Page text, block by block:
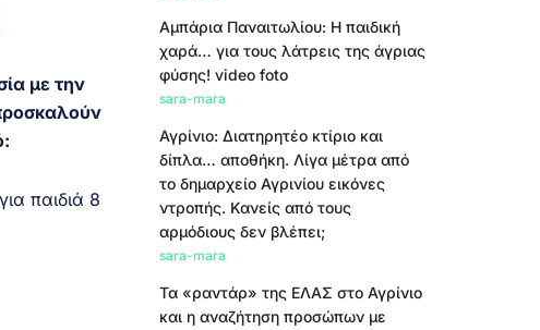
με την
παιδιά 8
Αμπάρια Παναιτωλίου: Η παιδική
χαρά… για τους λάτρεις της άγριας
φύσης! video foto
sara-mara
Αγρίνιο: Διατηρητέο κτίριο και
δίπλα… αποθήκη. Λίγα μέτρα από
το δημαρχείο Αγρινίου εικόνες
ντροπής. Κανείς από τους
αρμόδιους δεν βλέπει;
sara-mara
Τα «ραντάρ» της ΕΛΑΣ στο Αγρίνιο
και η αναζήτηση προσώπων με